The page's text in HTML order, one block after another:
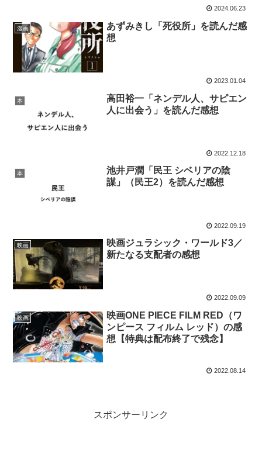
2024.06.23
漫画
あずみきし「死役所」を読んだ感
想
2023.01.04
本
高田裕一「ネンデル人、サピエン
人に出会う」を読んだ感想
2022.12.18
本
池井戸潤「民王 シベリアの陰
謀」（民王2）を読んだ感想
2022.09.19
映画
映画ジュラシック・ワールド3／
新たなる支配者の感想
2022.09.09
映画
映画ONE PIECE FILM RED（ワ
ンピース フィルム レッド）の感
想【特典は配布終了で残念】
2022.08.14
スポンサーリンク